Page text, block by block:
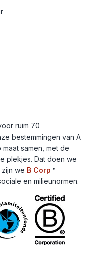
ruim 70
bestemmingen van A
samen, met de
plekjes. Dat doen we
we B Corp™
en milieunormen.